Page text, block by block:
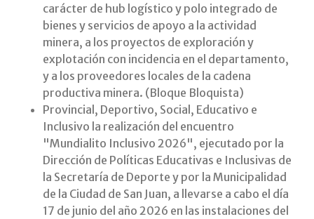
carácter de hub logístico y polo integrado de
bienes y servicios de apoyo a la actividad
minera, a los proyectos de exploración y
explotación con incidencia en el departamento,
y a los proveedores locales de la cadena
productiva minera. (Bloque Bloquista)
Provincial, Deportivo, Social, Educativo e
Inclusivo la realización del encuentro
"Mundialito Inclusivo 2026", ejecutado por la
Dirección de Políticas Educativas e Inclusivas de
la Secretaría de Deporte y por la Municipalidad
de la Ciudad de San Juan, a llevarse a cabo el día
17 de junio del año 2026 en las instalaciones del